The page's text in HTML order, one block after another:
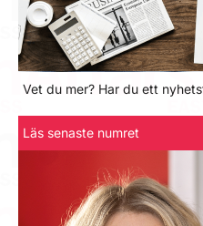
Vet du mer? Har du ett
Läs senaste numret